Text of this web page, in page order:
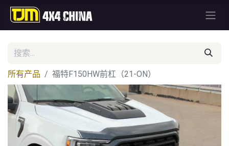
所有产品 福特F150HW前杠（21-ON）